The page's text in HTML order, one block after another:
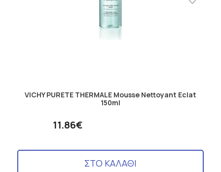
VICHY PURETE THERMALE Mousse Nettoyant Eclat
150ml
11.86€
ΣΤΟ ΚΑΛΑΘΙ